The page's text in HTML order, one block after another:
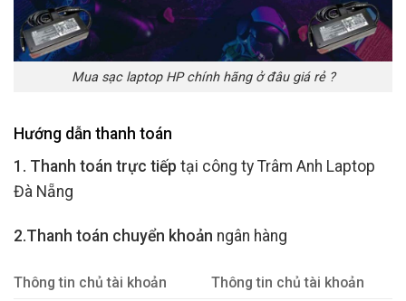
Mua sạc laptop HP chính hãng ở đâu giá rẻ ?
Hướng dẫn thanh toán
1. Thanh toán trực tiếp tại công ty Trâm Anh Laptop
Đà Nẵng
2.Thanh toán chuyển khoản ngân hàng
Thông tin chủ tài khoản Thông tin chủ tài khoản